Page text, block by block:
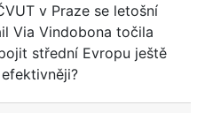
v Praze se letošní
Via Vindobona točila
střední Evropu ještě